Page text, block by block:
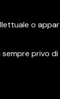
o
privo